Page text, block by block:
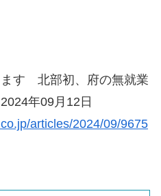
ます 北部初、府の無就業
年09月12日
articles/2024/09/9675